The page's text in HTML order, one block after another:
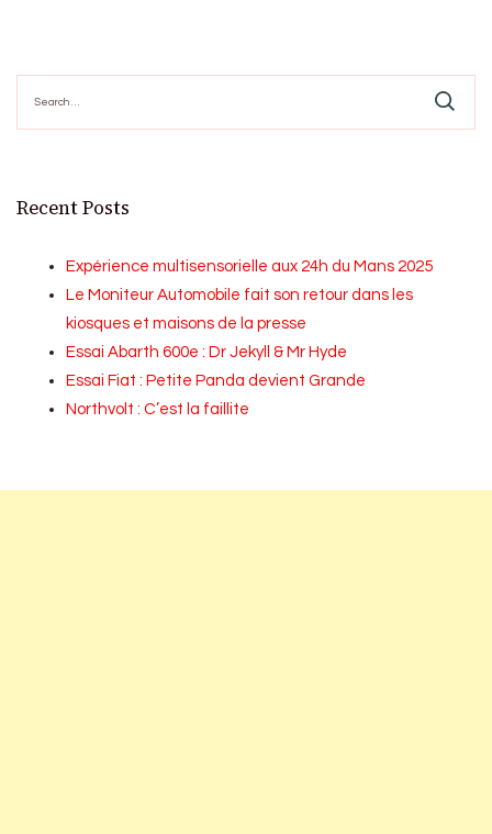
for:
Recent Posts
Expérience multisensorielle aux 24h du Mans 2025
Le Moniteur Automobile fait son retour dans les
kiosques et maisons de la presse
Essai Abarth 600e : Dr Jekyll & Mr Hyde
Essai Fiat : Petite Panda devient Grande
Northvolt : C’est la faillite